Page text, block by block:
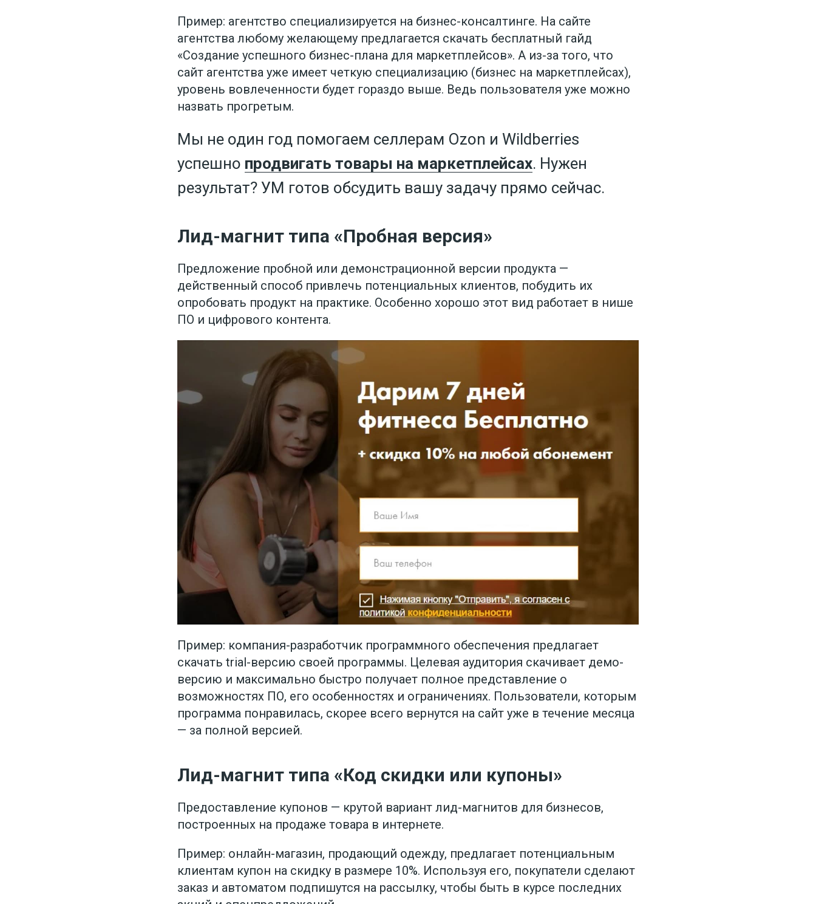
Пример: агентство специализируется на бизнес-консалтинге. На сайте
агентства любому желающему предлагается скачать бесплатный гайд
«Создание успешного бизнес-плана для маркетплейсов». А из-за того, что
сайт агентства уже имеет четкую специализацию (бизнес на маркетплейсах),
уровень вовлеченности будет гораздо выше. Ведь пользователя уже можно
назвать прогретым.
Мы не один год помогаем селлерам Ozon и Wildberries
успешно продвигать товары на маркетплейсах. Нужен
результат? УМ готов обсудить вашу задачу прямо сейчас.
Лид-магнит типа «Пробная версия»
Предложение пробной или демонстрационной версии продукта —
действенный способ привлечь потенциальных клиентов, побудить их
опробовать продукт на практике. Особенно хорошо этот вид работает в нише
ПО и цифрового контента.
Пример: компания-разработчик программного обеспечения предлагает
скачать trial-версию своей программы. Целевая аудитория скачивает демо-
версию и максимально быстро получает полное представление о
возможностях ПО, его особенностях и ограничениях. Пользователи, которым
программа понравилась, скорее всего вернутся на сайт уже в течение месяца
— за полной версией.
Лид-магнит типа «Код скидки или купоны»
Предоставление купонов — крутой вариант лид-магнитов для бизнесов,
построенных на продаже товара в интернете.
Пример: онлайн-магазин, продающий одежду, предлагает потенциальным
клиентам купон на скидку в размере 10%. Используя его, покупатели сделают
заказ и автоматом подпишутся на рассылку, чтобы быть в курсе последних